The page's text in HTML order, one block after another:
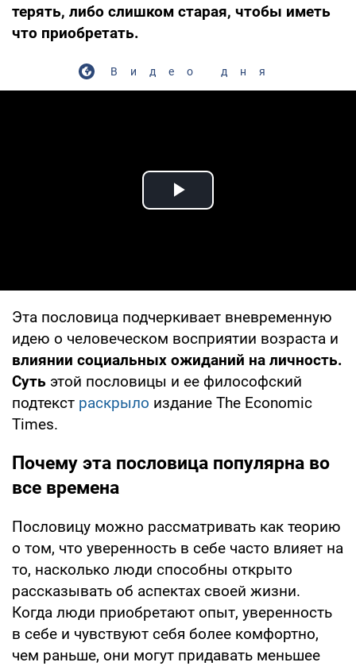
терять, либо слишком старая, чтобы иметь
что приобретать.
Видео дня
Play Video
Эта пословица подчеркивает вневременную
идею о человеческом восприятии возраста и
влиянии социальных ожиданий на личность.
Суть этой пословицы и ее философский
подтекст раскрыло издание The Economic
Times.
Почему эта пословица популярна во
все времена
Пословицу можно рассматривать как теорию
о том, что уверенность в себе часто влияет на
то, насколько люди способны открыто
рассказывать об аспектах своей жизни.
Когда люди приобретают опыт, уверенность
в себе и чувствуют себя более комфортно,
чем раньше, они могут придавать меньшее